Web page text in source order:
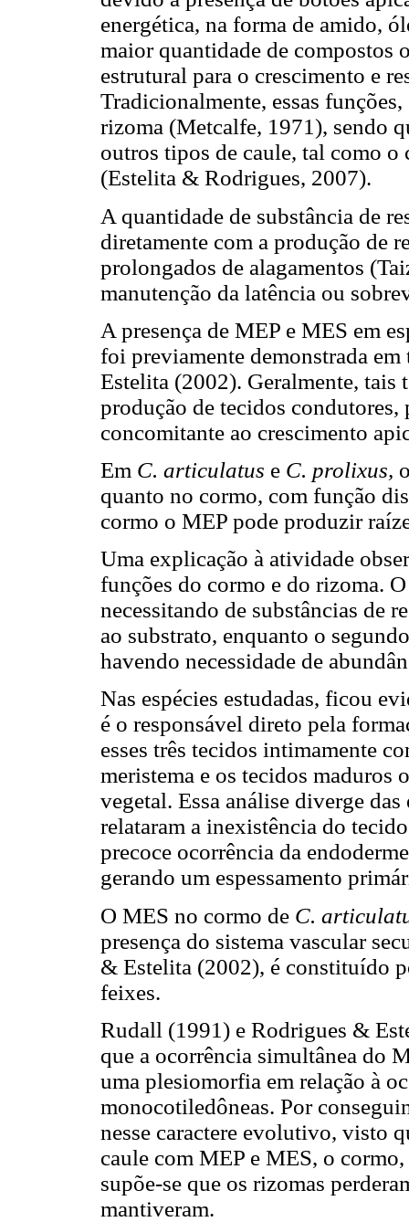
energética, na forma de amido,
maior quantidade de compostos
estrutural para o crescimento e
Tradicionalmente, essas
rizoma (Metcalfe, 1971), sendo
outros tipos de caule, tal como o
(Estelita & Rodrigues, 2007).
A quantidade de substância de
diretamente com a produção de
prolongados de alagamentos
manutenção da latência ou
A presença de MEP e MES em
foi previamente demonstrada
Estelita (2002). Geralmente, tais
produção de tecidos condutores,
concomitante ao crescimento
Em C. articulatus e C. prolixus,
quanto no cormo, com função
cormo o MEP pode produzir
Uma explicação à atividade
funções do cormo e do rizoma.
necessitando de substâncias de
ao substrato, enquanto o
havendo necessidade de
Nas espécies estudadas, ficou
é o responsável direto pela
esses três tecidos intimamente
meristema e os tecidos
vegetal. Essa análise diverge
relataram a inexistência do
precoce ocorrência da
gerando um espessamento
O MES no cormo de C.
presença do sistema vascular
& Estelita (2002), é constituído
feixes.
Rudall (1991) e Rodrigues &
que a ocorrência simultânea do
uma plesiomorfia em relação à
monocotiledôneas. Por
nesse caractere evolutivo, visto
caule com MEP e MES, o
supõe-se que os rizomas
mantiveram.